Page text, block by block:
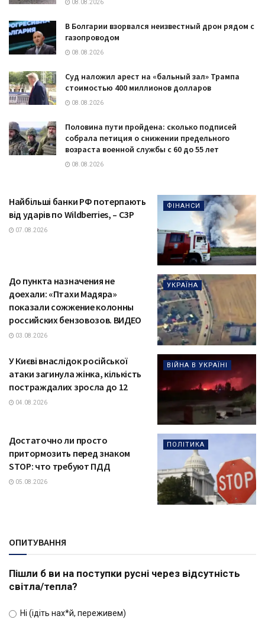
08.08.2026
В Болгарии взорвался неизвестный дрон рядом с
газопроводом
08.08.2026
Суд наложил арест на «бальный зал» Трампа
стоимостью 400 миллионов долларов
08.08.2026
Половина пути пройдена: сколько подписей
собрала петиция о снижении предельного
возраста военной службы с 60 до 55 лет
08.08.2026
ФІНАНСИ
Найбільші банки РФ потерпають
від ударів по Wildberries, – СЗР
07.08.2026
УКРАЇНА
До пункта назначения не
доехали: «Птахи Мадяра»
показали сожжение колонны
российских бензовозов. ВИДЕО
03.08.2026
ВІЙНА В УКРАЇНІ
У Києві внаслідок російської
атаки загинула жінка, кількість
постраждалих зросла до 12
04.08.2026
ПОЛІТИКА
Достаточно ли просто
притормозить перед знаком
STOP: что требуют ПДД
05.08.2026
ОПИТУВАННЯ
Пішли б ви на поступки русні через відсутність
світла/тепла?
Ні (ідіть нах*й, переживем)